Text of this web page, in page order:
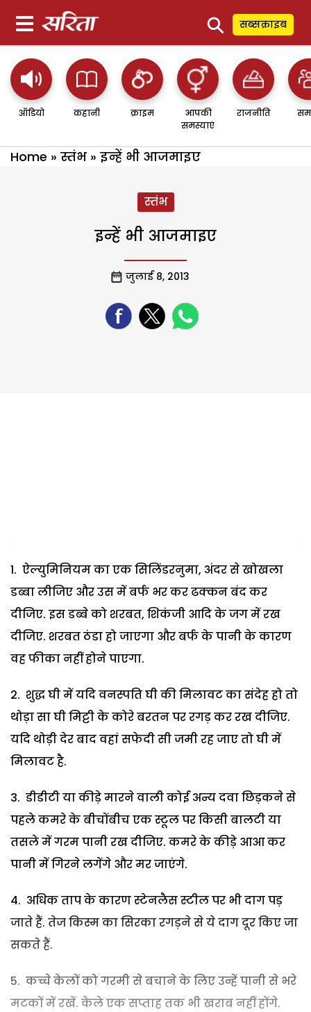
⚲ सब्सक्राइब
ऑडियो कहानी क्राइम
आपकी
समस्याएं
राजनीति
Home » स्तंभ » इन्हें भी आजमाइए
स्तंभ
इन्हें भी आजमाइए
जुलाई 8, 2013
ऐल्युमिनियम का एक सिलिंडरनुमा, अंदर से खोखला
डब्बा लीजिए और उस में बर्फ भर कर ढक्कन बंद कर
दीजिए. इस डब्बे को शरबत, शिकंजी आदि के जग में रख
दीजिए. शरबत ठंडा हो जाएगा और बर्फ के पानी के कारण
वह फीका नहीं होने पाएगा.
शुद्ध घी में यदि वनस्पति घी की मिलावट का संदेह हो तो
थोड़ा सा घी मिट्टी के कोरे बरतन पर रगड़ कर रख दीजिए.
यदि थोड़ी देर बाद वहां सफेदी सी जमी रह जाए तो घी में
मिलावट है.
डीडीटी या कीड़े मारने वाली कोई अन्य दवा छिड़कने से
पहले कमरे के बीचोंबीच एक स्टूल पर किसी बालटी या
तसले में गरम पानी रख दीजिए. कमरे के कीड़े आआ कर
पानी में गिरने लगेंगे और मर जाएंगे.
अधिक ताप के कारण स्टेनलैस स्टील पर भी दाग पड़
जाते हैं. तेज किस्म का सिरका रगड़ने से ये दाग दूर किए जा
सकते हैं.
कच्चे केलों को गरमी से बचाने के लिए उन्हें पानी से भरे
मटकों में रखें. केले एक सप्ताह तक भी खराब नहीं होंगे.